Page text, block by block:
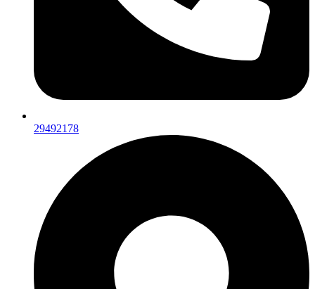
29492178